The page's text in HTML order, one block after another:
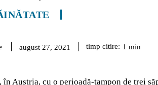
august 27, 2021 timp citire: 1 min
în Austria, cu o perioadă-tampon de trei